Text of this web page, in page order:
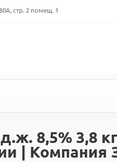
стр. 2 помещ. 1
8,5% 3,8
| Компания